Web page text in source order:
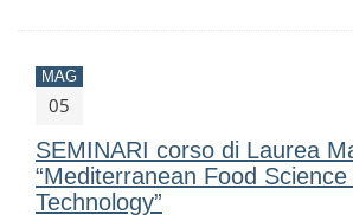
MAG
05
SEMINARI corso di Laurea
“Mediterranean Food Science
Technology”